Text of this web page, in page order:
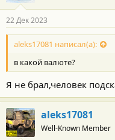
22 Дек 2023
aleks17081 написал(а):
в какой валюте?
Я не брал,человек
aleks17081
Well-Known Member